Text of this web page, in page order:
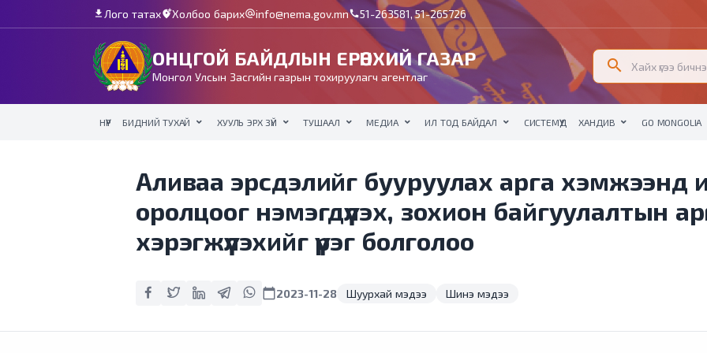
download Лого татахadd_location_altХолбоо барихalternate_emailinfo@nema.gov.mncall51-263581, 51-265726
ОНЦГОЙ БАЙДЛЫН ЕРӨНХИЙ ГАЗАР
Монгол Улсын Засгийн газрын тохируулагч агентлаг
search
НҮҮР БИДНИЙ ТУХАЙ ХУУЛЬ ЭРХ ЗҮЙ ТУШААЛ МЕДИА ИЛ ТОД БАЙДАЛ СИСТЕМҮҮД ХАНДИВ GO MONGOLIA
Аливаа эрсдэлийг бууруулах арга хэмжээнд
оролцоог нэмэгдүүлэх, зохион байгуулалтын
хэрэгжүүлэхийг үүрэг болголоо
calendar_today2023-11-28 Шуурхай мэдээ Шинэ мэдээ